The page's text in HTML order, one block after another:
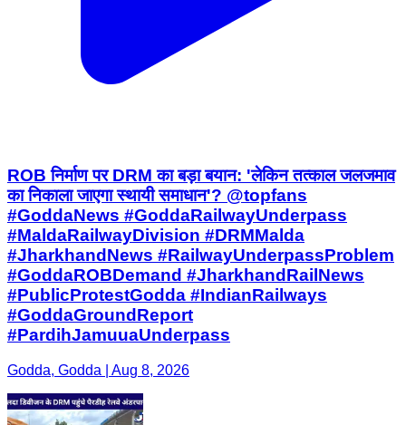
ROB निर्माण पर DRM का बड़ा बयान: 'लेकिन तत्काल जलजमाव
का निकाला जाएगा स्थायी समाधान'? @topfans
#GoddaNews #GoddaRailwayUnderpass
#MaldaRailwayDivision #DRMMalda
#JharkhandNews #RailwayUnderpassProblem
#GoddaROBDemand #JharkhandRailNews
#PublicProtestGodda #IndianRailways
#GoddaGroundReport
#PardihJamuuaUnderpass
Godda, Godda | Aug 8, 2026